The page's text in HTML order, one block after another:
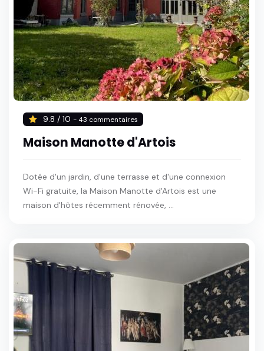
9.8 / 10 - 43 commentaires
Maison Manotte d'Artois
Dotée d'un jardin, d'une terrasse et d'une connexion
Wi-Fi gratuite, la Maison Manotte d'Artois est une
maison d'hôtes récemment rénovée, ...